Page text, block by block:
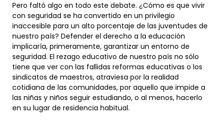
Pero faltó algo en todo este debate. ¿Cómo es que vivir
con seguridad se ha convertido en un privilegio
inaccesible para un alto porcentaje de las juventudes de
nuestro país? Defender el derecho a la educación
implicaría, primeramente, garantizar un entorno de
seguridad. El rezago educativo de nuestro país no sólo
tiene que ver con las fallidas reformas educativas o los
sindicatos de maestros, atraviesa por la realidad
cotidiana de las comunidades, por aquello que impide a
las niñas y niños seguir estudiando, o al menos, hacerlo
en su lugar de residencia habitual.